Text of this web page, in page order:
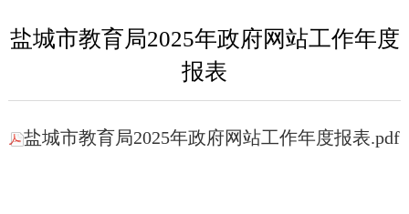
盐城市教育局2025年政府网站工作年度
报表
盐城市教育局2025年政府网站工作年度报表.pdf